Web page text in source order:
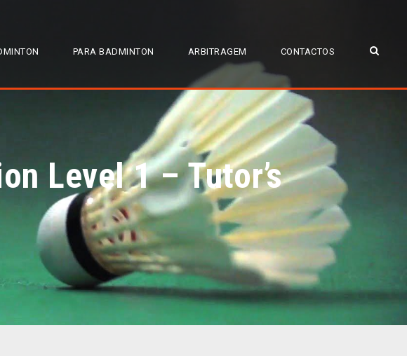
PARA BADMINTON ARBITRAGEM CONTACTOS
Level 1 – Tutor’s